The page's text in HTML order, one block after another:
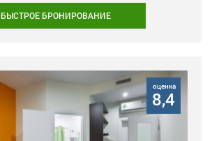
БЫСТРОЕ БРОНИРОВАНИЕ
оценка
8,4